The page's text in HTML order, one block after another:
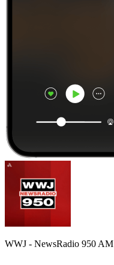
WWJ - NewsRadio 950 AM